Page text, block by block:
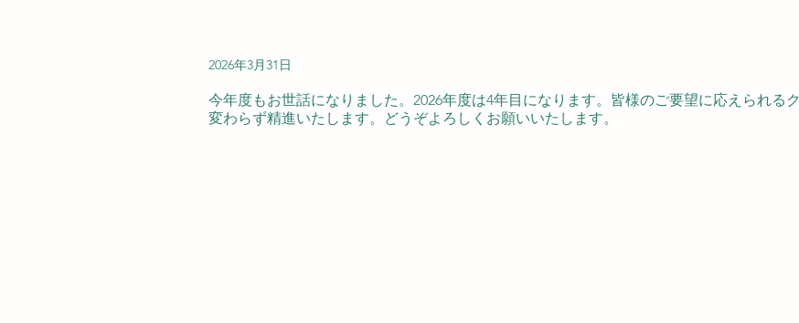
2026年3月31日
今年度もお世話になりました。2026年度は4年目になります。皆様のご要望に応えられる
変わらず精進いたします。どうぞよろしくお願いいたします。